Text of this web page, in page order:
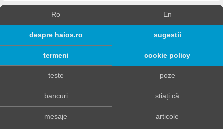
Ro En
despre haios.ro sugestii
termeni cookie policy
teste poze
bancuri știați că
mesaje articole